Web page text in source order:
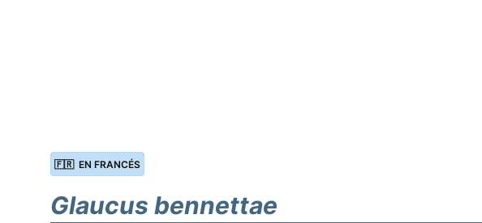
🇫🇷 EN FRANCÉS
Glaucus bennettae